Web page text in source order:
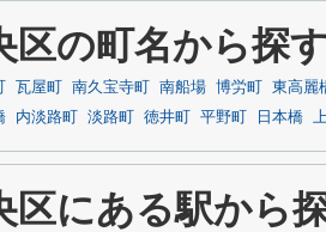
区の町名から探
瓦屋町 南久宝寺町 南船場 博労町
東高麗
内淡路町 淡路町 徳井町 平野町 日本橋
区にある駅から